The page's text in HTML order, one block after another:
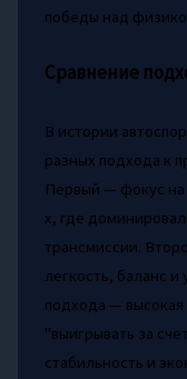
победы над
Сравнение
В истории
разных подхода к
Первый — фокус на
х, где
трансмиссии.
легкость, баланс
подхода —
"выигрывать за
стабильность и